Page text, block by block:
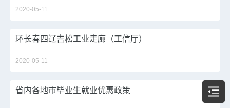
2020-05-11
环长春四辽吉松工业走廊（工信厅）
2020-05-11
省内各地市毕业生就业优惠政策